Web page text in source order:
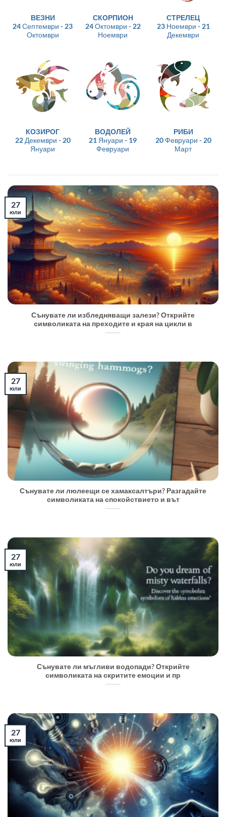
ВЕЗНИ
24 Септември - 23
Октомври
СКОРПИОН
24 Октомври - 22
Ноември
СТРЕЛЕЦ
23 Ноември - 21
Декември
КОЗИРОГ
22 Декември - 20
Януари
ВОДОЛЕЙ
21 Януари - 19
Февруари
РИБИ
20 Февруари - 20
Март
Сънувате ли избледняващи залези? Открийте
символиката на преходите и края на цикли в
27
юли
Сънувате ли люлеещи се хамаксалтъри? Разгадайте
символиката на спокойствието и вът
27
юли
Сънувате ли мъгливи водопади? Открийте
символиката на скритите емоции и пр
27
юли
27
юли